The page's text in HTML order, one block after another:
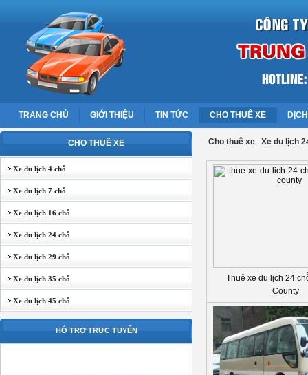
TRANG CHỦ GIỚI THIỆU TIN TỨC CHO THUÊ XE
CHO THUÊ XE
Xe du lịch 4 chỗ
Xe du lịch 7 chỗ
Xe du lịch 16 chỗ
Xe du lịch 24 chỗ
Xe du lịch 29 chỗ
Xe du lịch 35 chỗ
Xe du lịch 45 chỗ
HỖ TRỢ TRỰC TUYẾN
Cho thuê xe Xe du lịch
Thuê xe du lịch 24
County